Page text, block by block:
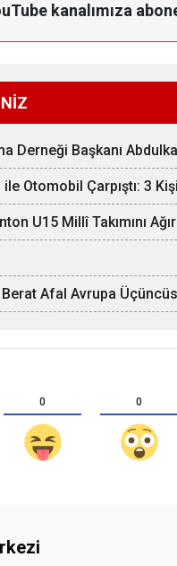
kanalımıza
Derneği Başkanı
Otomobil Çarpıştı: 3
U15 Millî Takımını
Afal Avrupa
0 0